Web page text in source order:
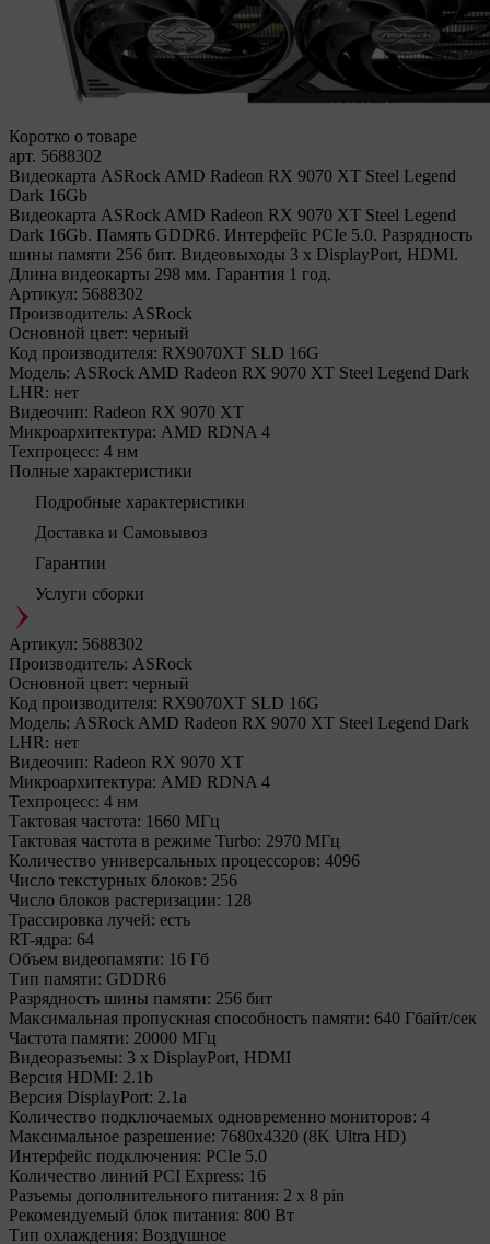
Коротко о товаре
арт. 5688302
Видеокарта ASRock AMD Radeon RX 9070 XT Steel Legend
Dark 16Gb
Видеокарта ASRock AMD Radeon RX 9070 XT Steel Legend
Dark 16Gb. Память GDDR6. Интерфейс PCIe 5.0. Разрядность
шины памяти 256 бит. Видеовыходы 3 x DisplayPort, HDMI.
Длина видеокарты 298 мм. Гарантия 1 год.
Артикул: 5688302
Производитель: ASRock
Основной цвет: черный
Код производителя: RX9070XT SLD 16G
Модель: ASRock AMD Radeon RX 9070 XT Steel Legend Dark
LHR: нет
Видеочип: Radeon RX 9070 XT
Микроархитектура: AMD RDNA 4
Техпроцесс: 4 нм
Полные характеристики
Подробные характеристики
Доставка и Самовывоз
Гарантии
Услуги сборки
Артикул: 5688302
Производитель: ASRock
Основной цвет: черный
Код производителя: RX9070XT SLD 16G
Модель: ASRock AMD Radeon RX 9070 XT Steel Legend Dark
LHR: нет
Видеочип: Radeon RX 9070 XT
Микроархитектура: AMD RDNA 4
Техпроцесс: 4 нм
Тактовая частота: 1660 МГц
Тактовая частота в режиме Turbo: 2970 МГц
Количество универсальных процессоров: 4096
Число текстурных блоков: 256
Число блоков растеризации: 128
Трассировка лучей: есть
RT-ядра: 64
Объем видеопамяти: 16 Гб
Тип памяти: GDDR6
Разрядность шины памяти: 256 бит
Максимальная пропускная способность памяти: 640 Гбайт/сек
Частота памяти: 20000 МГц
Видеоразъемы: 3 x DisplayPort, HDMI
Версия HDMI: 2.1b
Версия DisplayPort: 2.1a
Количество подключаемых одновременно мониторов: 4
Максимальное разрешение: 7680x4320 (8K Ultra HD)
Интерфейс подключения: PCIe 5.0
Количество линий PCI Express: 16
Разъемы дополнительного питания: 2 x 8 pin
Рекомендуемый блок питания: 800 Вт
Тип охлаждения: Воздушное